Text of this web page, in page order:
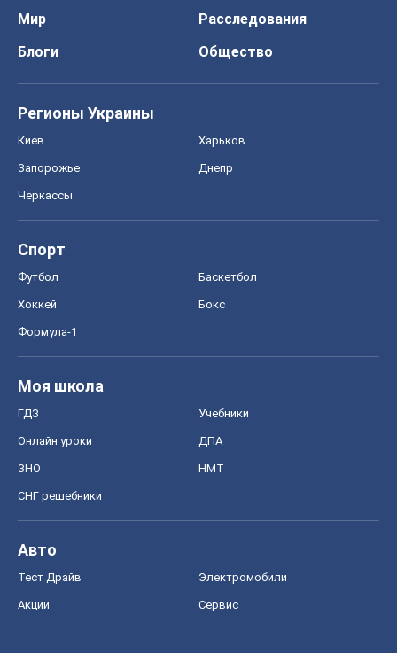
Мир
Расследования
Блоги
Общество
Регионы Украины
Киев Харьков
Запорожье Днепр
Черкассы
Спорт
Футбол Баскетбол
Хоккей Бокс
Формула-1
Моя школа
ГДЗ Учебники
Онлайн уроки ДПА
ЗНО НМТ
СНГ решебники
Авто
Тест Драйв Электромобили
Акции Сервис